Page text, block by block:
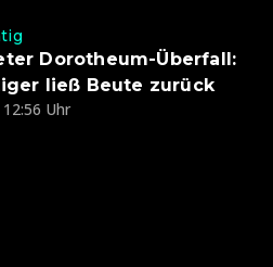
Dorotheum-Überfall:
ließ Beute zurück
12:56 Uhr